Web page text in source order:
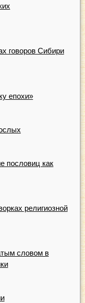
говоров Сибири
епохи»
пословиц как
религиозной
словом в